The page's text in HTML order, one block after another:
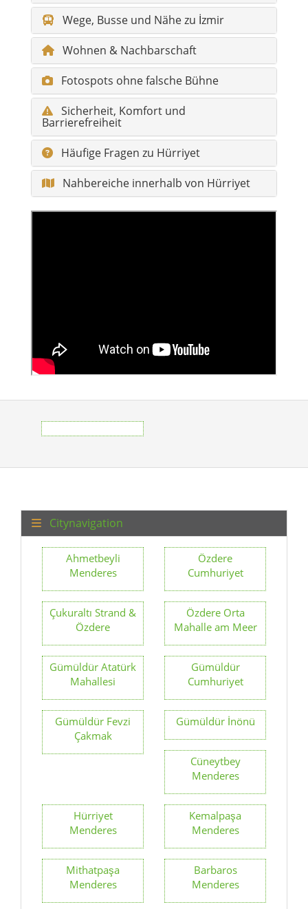
Wege, Busse und Nähe zu İzmir
Wohnen & Nachbarschaft
Fotospots ohne falsche Bühne
Sicherheit, Komfort und
Barrierefreiheit
Häufige Fragen zu Hürriyet
Nahbereiche innerhalb von Hürriyet
Citynavigation
Ahmetbeyli
Menderes
Özdere
Cumhuriyet
Çukuraltı Strand &
Özdere
Özdere Orta
Mahalle am Meer
Gümüldür Atatürk
Mahallesi
Gümüldür
Cumhuriyet
Gümüldür Fevzi
Çakmak
Gümüldür İnönü
Cüneytbey
Menderes
Hürriyet
Menderes
Kemalpaşa
Menderes
Mithatpaşa
Menderes
Barbaros
Menderes